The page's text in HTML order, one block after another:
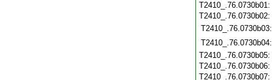
T2410_.76.0730b01:
T2410_.76.0730b02:
T2410_.76.0730b03:
T2410_.76.0730b04:
T2410_.76.0730b05:
T2410_.76.0730b06:
T2410_.76.0730b07: